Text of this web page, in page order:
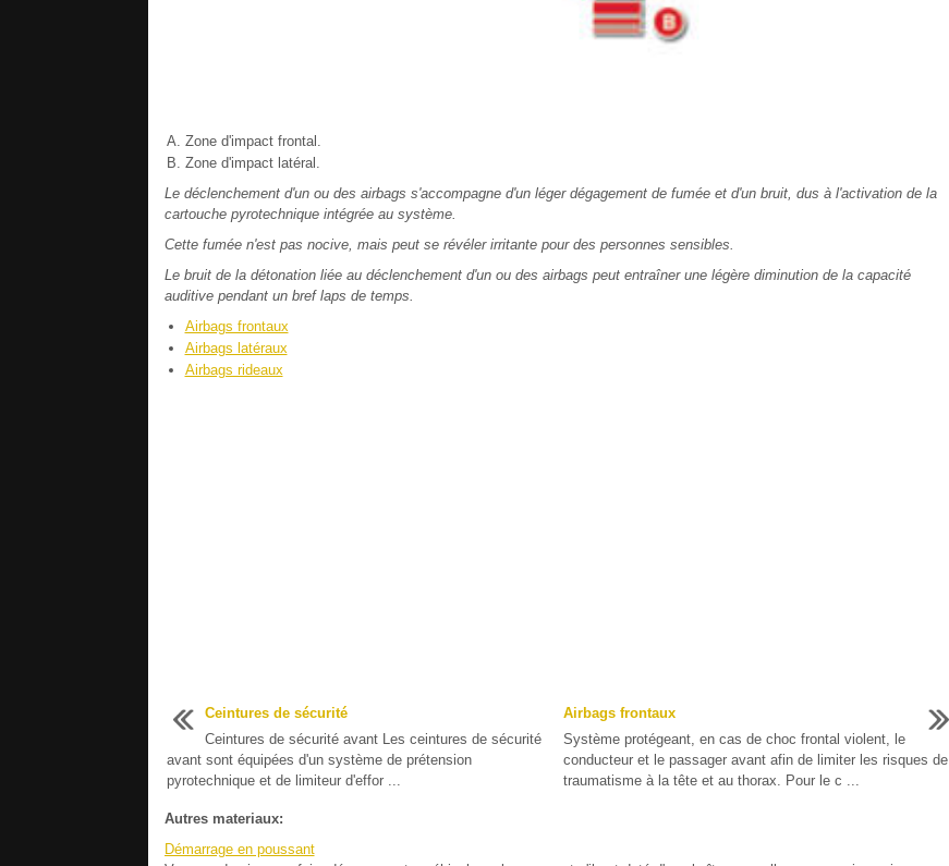
Zone d'impact frontal.
Zone d'impact latéral.
Le déclenchement d'un ou des airbags s'accompagne d'un léger dégagement de fumée et d'un bruit, dus à l'activation de la
cartouche pyrotechnique intégrée au système.
Cette fumée n'est pas nocive, mais peut se révéler irritante pour des personnes sensibles.
Le bruit de la détonation liée au déclenchement d'un ou des airbags peut entraîner une légère diminution de la capacité
auditive pendant un bref laps de temps.
Airbags frontaux
Airbags latéraux
Airbags rideaux
Ceintures de sécurité
Ceintures de sécurité avant Les ceintures de sécurité
avant sont équipées d'un système de prétension
pyrotechnique et de limiteur d'effor ...
Airbags frontaux
Système protégeant, en cas de choc frontal violent, le
conducteur et le passager avant afin de limiter les risques de
traumatisme à la tête et au thorax. Pour le c ...
Autres materiaux:
Démarrage en poussant